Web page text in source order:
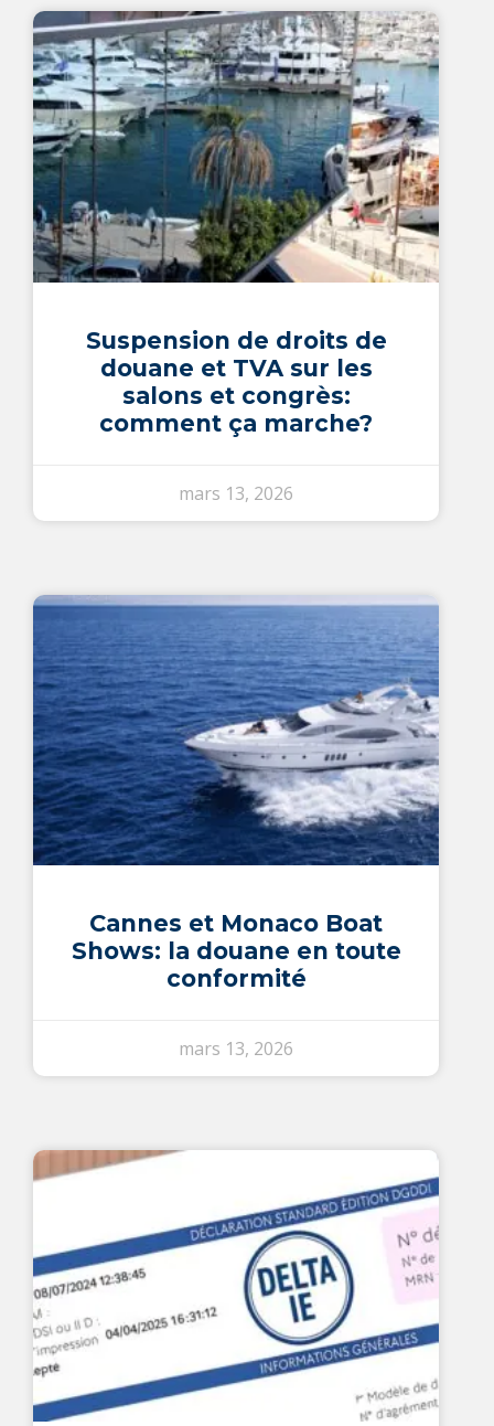
Suspension de droits de
douane et TVA sur les
salons et congrès:
comment ça marche?
mars 13, 2026
Cannes et Monaco Boat
Shows: la douane en toute
conformité
mars 13, 2026